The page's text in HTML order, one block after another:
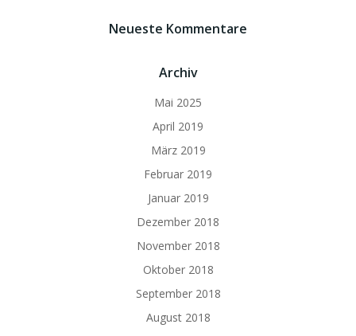
Neueste Kommentare
Archiv
Mai 2025
April 2019
März 2019
Februar 2019
Januar 2019
Dezember 2018
November 2018
Oktober 2018
September 2018
August 2018